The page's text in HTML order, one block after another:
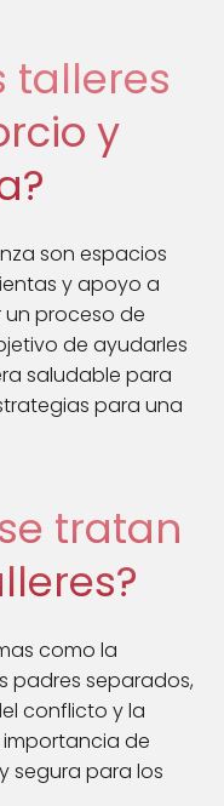
talleres
y
son espacios
y apoyo a
proceso de
de ayudarles
saludable para
para una
tratan
como la
padres separados,
conflicto y la
de
segura para los